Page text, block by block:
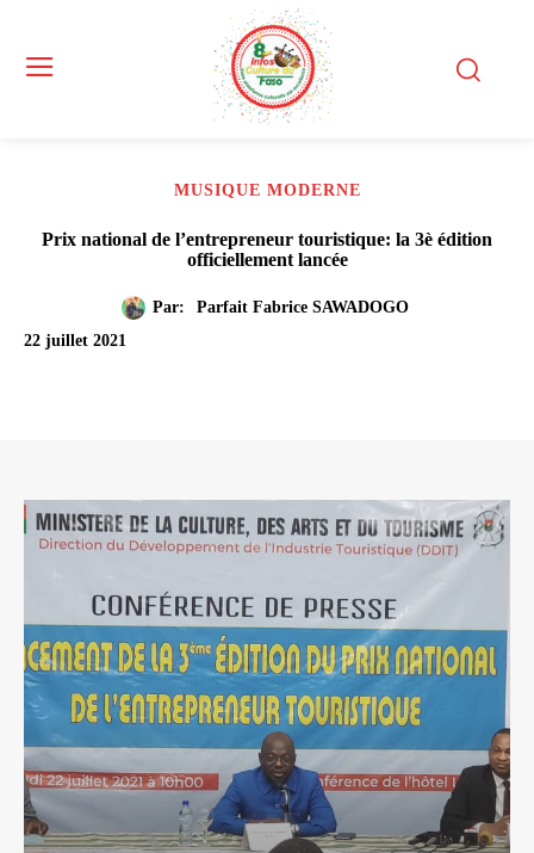
MUSIQUE MODERNE
Prix national de l’entrepreneur touristique: la 3è édition
officiellement lancée
Par:
Parfait Fabrice SAWADOGO
22 juillet 2021